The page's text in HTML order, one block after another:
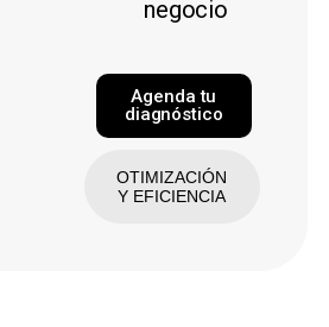
OTIMIZACIÓN
Y EFICIENCIA
negocio
Agenda tu
diagnóstico